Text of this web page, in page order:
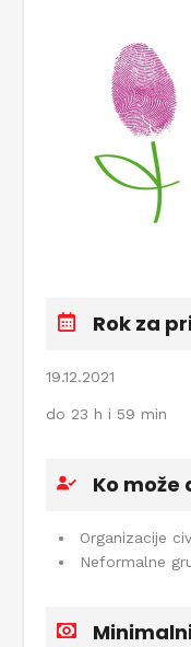
Rok za
19.12.2021
do 23 h i 59 min
Ko može
Organizacije
Neformalne